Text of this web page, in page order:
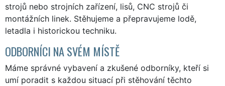
strojů nebo strojních zařízení, lisů, CNC strojů či
montážních linek. Stěhujeme a přepravujeme lodě,
letadla i historickou techniku.
ODBORNÍCI NA SVÉM MÍSTĚ
Máme správné vybavení a zkušené odborníky, kteří si
umí poradit s každou situací při stěhování těchto